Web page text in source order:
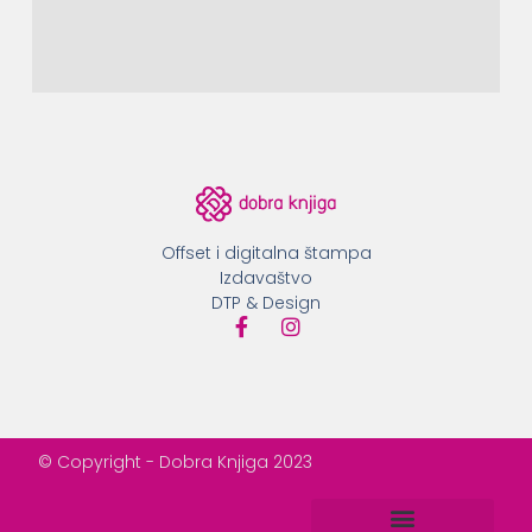
Offset i digitalna štampa
Izdavaštvo
DTP & Design
© Copyright - Dobra Knjiga 2023